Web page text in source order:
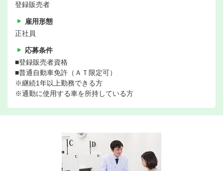
登録販売者
雇用形態
正社員
応募条件
■登録販売者資格
■普通自動車免許（ＡＴ限定可）
※継続1年以上勤務できる方
※通勤に使用する車を所持している方